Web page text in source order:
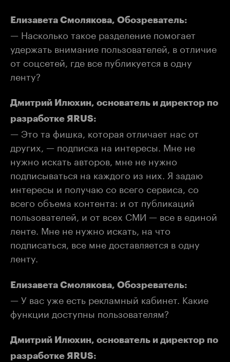
Елизавета Смолякова, Обозреватель:
— Насколько такое разделение помогает
удержать внимание пользователей, в отличие
от соцсетей, где все публикуется в одну
ленту?
Дмитрий Илюхин, основатель и директор по
разработке ЯRUS:
— Это та фишка, которая отличает нас от
других, — подписка на интересы. Мне не
нужно искать авторов, мне не нужно
подписываться на каждого из них. Я задаю
интересы и получаю со всего сервиса, со
всего объема контента: и от публикаций
пользователей, и от всех СМИ — все в единой
ленте. Мне не нужно искать, на что
подписаться, все мне доставляется в одну
ленту.
Елизавета Смолякова, Обозреватель:
— У вас уже есть рекламный кабинет. Какие
функции доступны пользователям?
Дмитрий Илюхин, основатель и директор по
разработке ЯRUS: